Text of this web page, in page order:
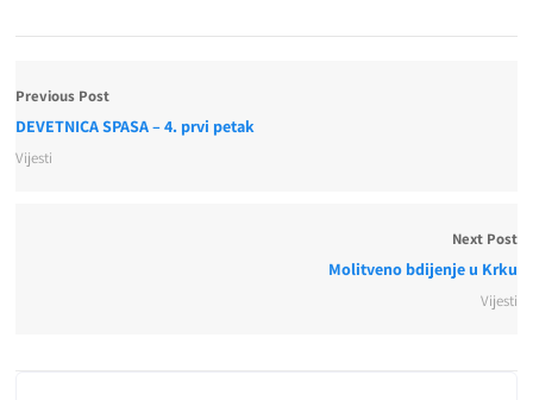
Previous Post
DEVETNICA SPASA – 4. prvi petak
Vijesti
Next Post
Molitveno bdijenje u Krku
Vijesti